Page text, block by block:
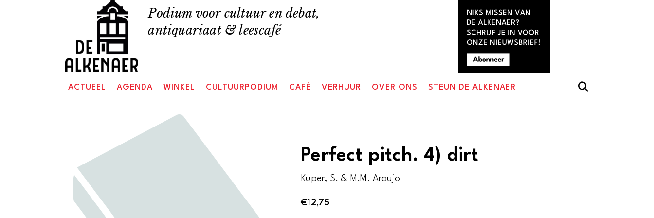
Podium voor cultuur en debat,
antiquariaat & leescafé
ACTUEEL AGENDA WINKEL CULTUURPODIUM CAFÉ VERHUUR OVER ONS STEUN DE ALKENAER
Perfect pitch. 4) dirt
Kuper, S. & M.M. Araujo
€12,75